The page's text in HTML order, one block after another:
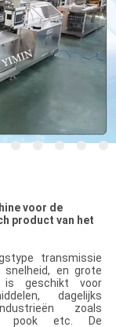
voor de
product van het
transmissie
snelheid, en grote
is geschikt voor
dagelijks
zoals
pook etc. De